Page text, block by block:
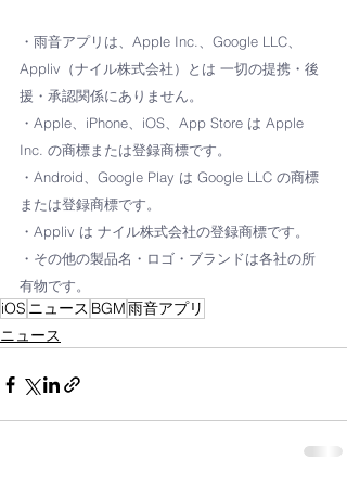
・雨音アプリは、Apple Inc.、Google LLC、
Appliv（ナイル株式会社）とは 一切の提携・後
援・承認関係にありません。
・Apple、iPhone、iOS、App Store は Apple
Inc. の商標または登録商標です。
・Android、Google Play は Google LLC の商標
または登録商標です。
・Appliv は ナイル株式会社の登録商標です。
・その他の製品名・ロゴ・ブランドは各社の所
有物です。
iOS ニュース BGM雨音アプリ
ニュース